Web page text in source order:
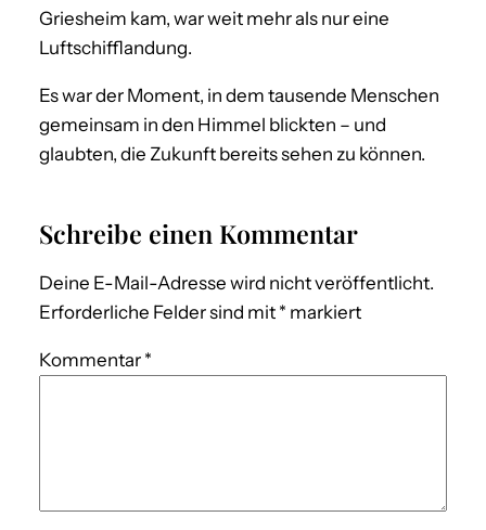
Griesheim kam, war weit mehr als nur eine
Luftschifflandung.
Es war der Moment, in dem tausende Menschen
gemeinsam in den Himmel blickten – und
glaubten, die Zukunft bereits sehen zu können.
Schreibe einen Kommentar
Deine E-Mail-Adresse wird nicht veröffentlicht.
Erforderliche Felder sind mit * markiert
Kommentar *